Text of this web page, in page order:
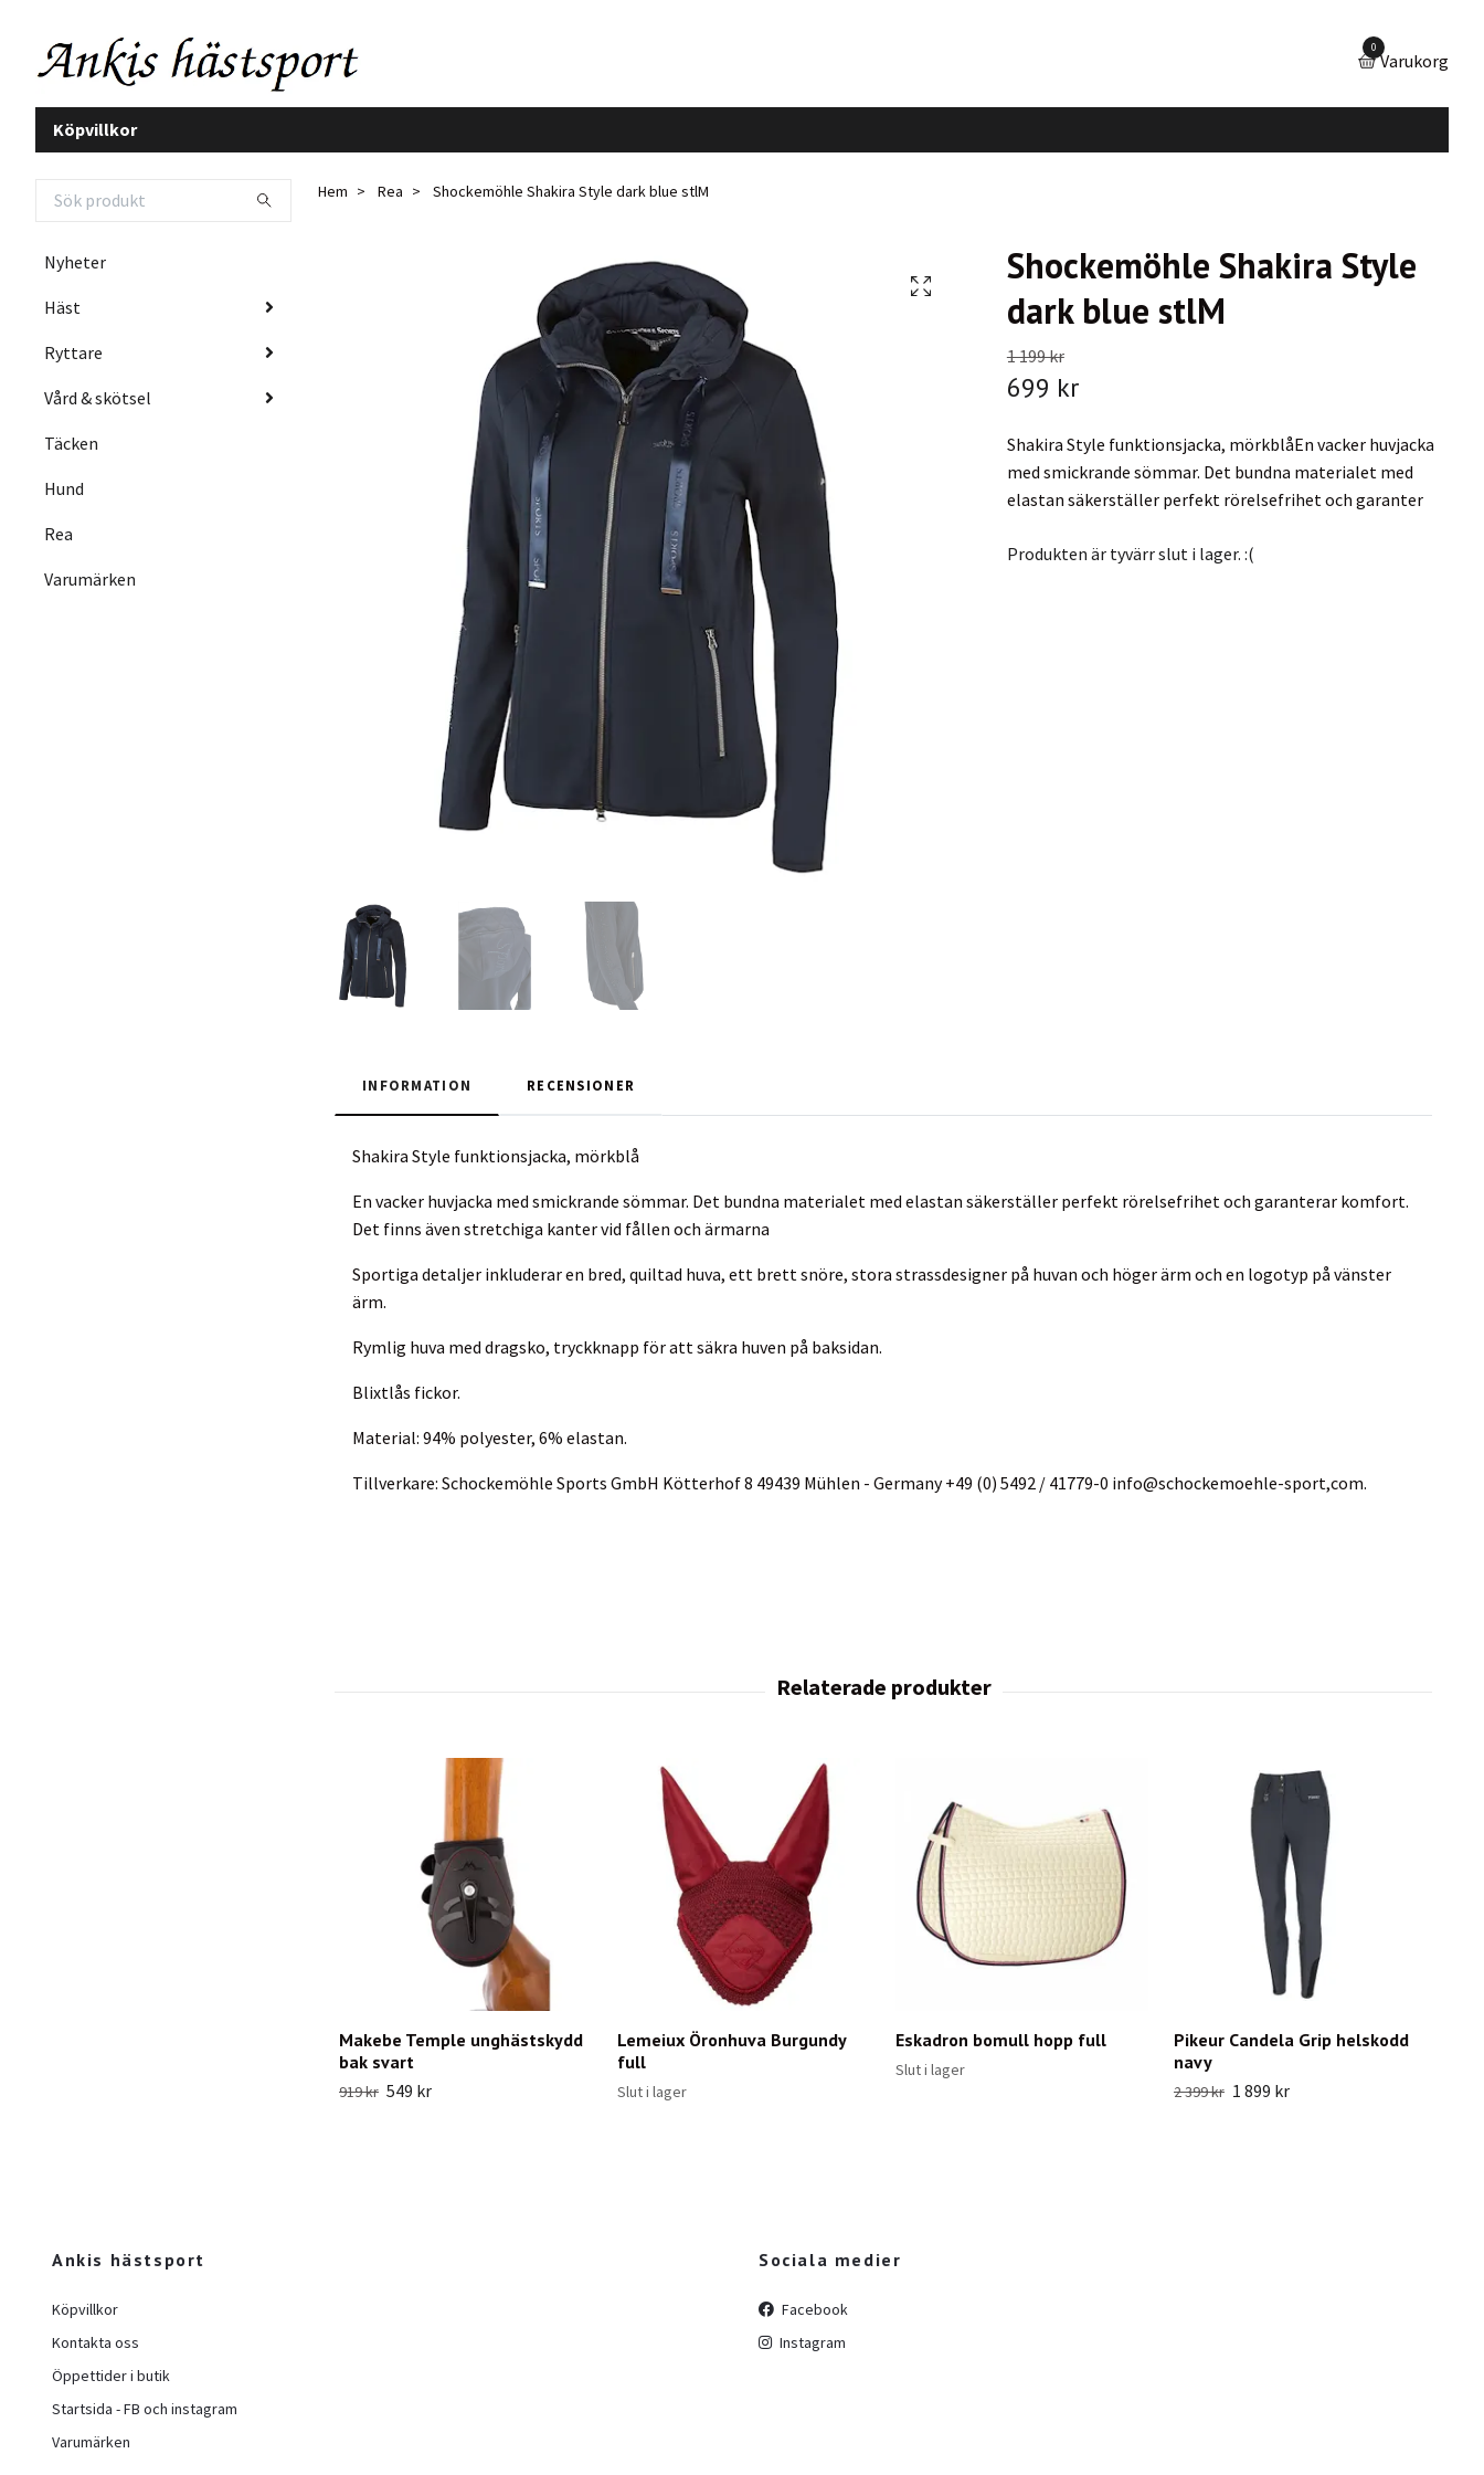
0
Varukorg
Köpvillkor
Nyheter
Häst
Ryttare
Vård & skötsel
Täcken
Hund
Rea
Varumärken
Hem Rea Shockemöhle Shakira Style dark blue stlM
Shockemöhle Shakira Style
dark blue stlM
1 199 kr
699 kr
Shakira Style funktionsjacka, mörkblåEn vacker huvjacka
med smickrande sömmar. Det bundna materialet med
elastan säkerställer perfekt rörelsefrihet och garanter
Produkten är tyvärr slut i lager. :(
INFORMATION RECENSIONER
Shakira Style funktionsjacka, mörkblå
En vacker huvjacka med smickrande sömmar. Det bundna materialet med elastan säkerställer perfekt rörelsefrihet och garanterar komfort.
Det finns även stretchiga kanter vid fållen och ärmarna
Sportiga detaljer inkluderar en bred, quiltad huva, ett brett snöre, stora strassdesigner på huvan och höger ärm och en logotyp på vänster
ärm.
Rymlig huva med dragsko, tryckknapp för att säkra huven på baksidan.
Blixtlås fickor.
Material: 94% polyester, 6% elastan.
Tillverkare: Schockemöhle Sports GmbH Kötterhof 8 49439 Mühlen - Germany +49 (0) 5492 / 41779-0 info@schockemoehle-sport,com.
Makebe Temple unghästskydd
bak svart
919 kr 549 kr
Lemeiux Öronhuva Burgundy
full
Slut i lager
Eskadron bomull hopp full
Slut i lager
Pikeur Candela Grip helskodd
navy
2 399 kr 1 899 kr
Ankis hästsport
Köpvillkor
Kontakta oss
Öppettider i butik
Startsida - FB och instagram
Varumärken
Sociala medier
Facebook
Instagram